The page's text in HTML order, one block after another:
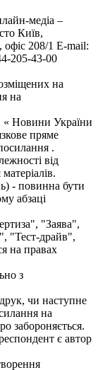
медіа –
Київ,
208/1 E-mail:
205-43-00
на
на
« Новини України
пряме
.
від
- повинна бути
абзаці
"Заява",
"Тест-драйв",
на правах
з
чи наступне
на
забороняється.
є автор